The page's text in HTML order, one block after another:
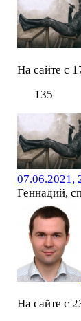
На сайте с
135
07.06.2021,
Геннадий,
На сайте с